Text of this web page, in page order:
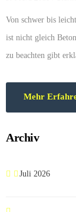
Von schwer bis
ist nicht gleich
zu beachten gibt
Mehr
Archiv
Juli 2026